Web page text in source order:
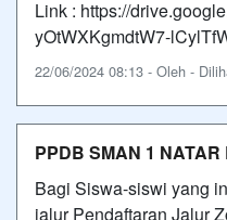
Link : https://
yOtWXKgmdtW7-
22/06/2024 08:13 - Oleh -
PPDB SMAN 1
Bagi Siswa-siswi yang
jalur Pendaftaran Jalur